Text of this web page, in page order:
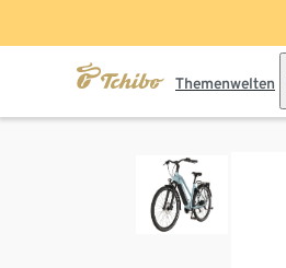
Themenwelten